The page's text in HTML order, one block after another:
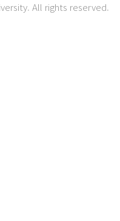
All rights reserved.